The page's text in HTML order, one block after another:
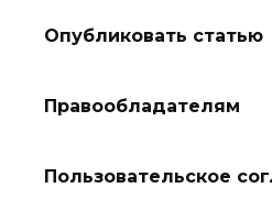
Опубликовать статью
Правообладателям
Пользовательское